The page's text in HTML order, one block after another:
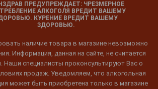
ПРЕДУПРЕЖДАЕТ: ЧРЕЗМЕРНОЕ
АЛКОГОЛЯ ВРЕДИТ ВАШЕМУ
КУРЕНИЕ ВРЕДИТ ВАШЕМУ
ЗДОРОВЬЮ.
наличие товара в магазине невозможно
Информация, данная на сайте, не считается
Наши специалисты проконсультируют Вас о
продаж. Уведомляем, что алкогольная
может быть приобретена только в магазине